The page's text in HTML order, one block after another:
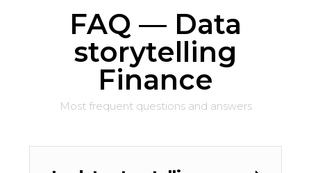
FAQ — Data
storytelling
Finance
Most frequent questions and answers